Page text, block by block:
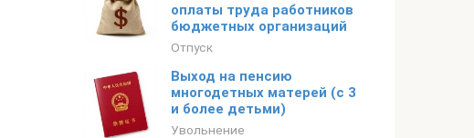
оплаты труда работников
бюджетных организаций
Отпуск
Выход на пенсию
многодетных матерей (с 3
и более детьми)
Увольнение